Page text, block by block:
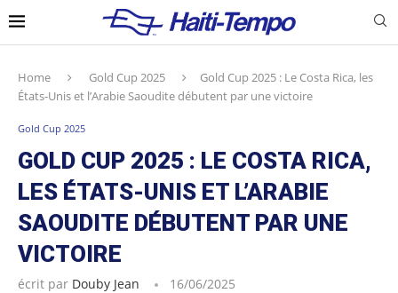
Home Gold Cup 2025
Gold Cup 2025 : Le Costa Rica, les
États-Unis et l’Arabie Saoudite débutent par une victoire
Gold Cup 2025
GOLD CUP 2025 : LE COSTA RICA,
LES ÉTATS-UNIS ET L’ARABIE
SAOUDITE DÉBUTENT PAR UNE
VICTOIRE
écrit par Douby Jean 16/06/2025